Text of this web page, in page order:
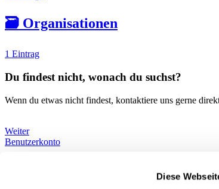
Diese
🗃️ Organisationen
1 Eintrag
Du findest nicht, wonach du suchst?
Wenn du etwas nicht findest, kontaktiere uns gerne
Weiter
Benutzerkonto
Du findest nicht, wonach du suchst?